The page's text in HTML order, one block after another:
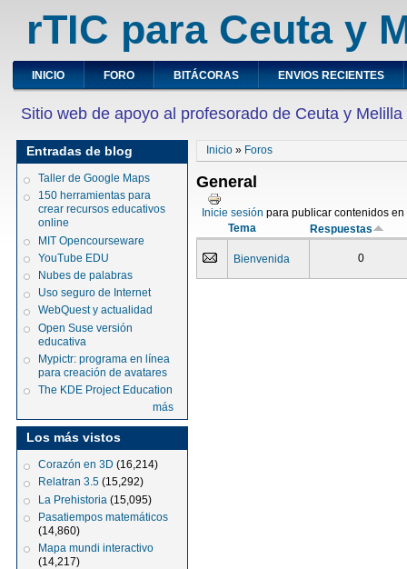
rTIC para Ceuta y
INICIO FORO BITÁCORAS ENVIOS RECIENTES
Sitio web de apoyo al profesorado de Ceuta y Melilla
Entradas de blog
Taller de Google Maps
150 herramientas para
crear recursos educativos
online
MIT Opencourseware
YouTube EDU
Nubes de palabras
Uso seguro de Internet
WebQuest y actualidad
Open Suse versión
educativa
Mypictr: programa en línea
para creación de avatares
The KDE Project Education
más
Los más vistos
Corazón en 3D (16,214)
Relatran 3.5 (15,292)
La Prehistoria (15,095)
Pasatiempos matemáticos
(14,860)
Mapa mundi interactivo
(14,217)
Inicio » Foros
General
Inicie sesión para publicar contenidos en
Tema
Respuestas
Bienvenida 0